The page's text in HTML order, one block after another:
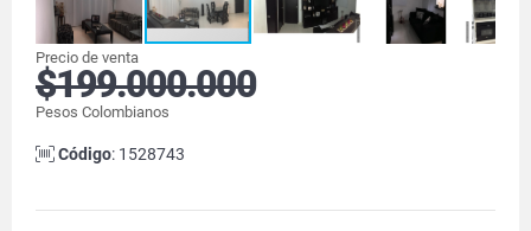
Precio de venta
$199.000.000
Pesos Colombianos
Código: 1528743